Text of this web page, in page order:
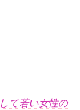
て若い女性の